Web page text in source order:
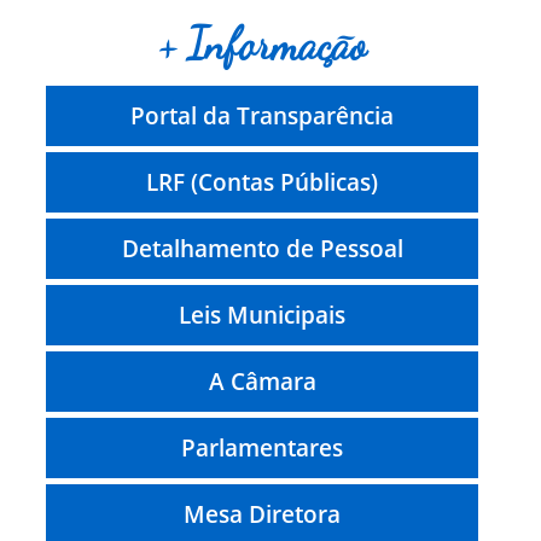
+ Informação
Portal da Transparência
LRF (Contas Públicas)
Detalhamento de Pessoal
Leis Municipais
A Câmara
Parlamentares
Mesa Diretora